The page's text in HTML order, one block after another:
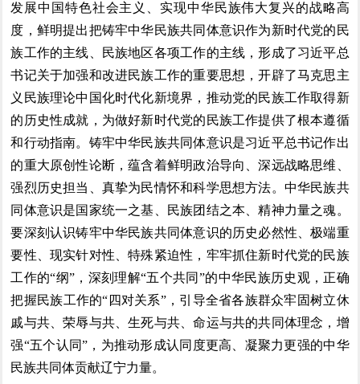
发展中国特色社会主义、实现中华民族伟大复兴的战略高
度，鲜明提出把铸牢中华民族共同体意识作为新时代党的民
族工作的主线、民族地区各项工作的主线，形成了习近平总
书记关于加强和改进民族工作的重要思想，开辟了马克思主
义民族理论中国化时代化新境界，推动党的民族工作取得新
的历史性成就，为做好新时代党的民族工作提供了根本遵循
和行动指南。铸牢中华民族共同体意识是习近平总书记作出
的重大原创性论断，蕴含着鲜明政治导向、深远战略思维、
强烈历史担当、真挚为民情怀和科学思想方法。中华民族共
同体意识是国家统一之基、民族团结之本、精神力量之魂。
要深刻认识铸牢中华民族共同体意识的历史必然性、极端重
要性、现实针对性、特殊紧迫性，牢牢抓住新时代党的民族
工作的“纲”，深刻理解“五个共同”的中华民族历史观，正确
把握民族工作的“四对关系”，引导全省各族群众牢固树立休
戚与共、荣辱与共、生死与共、命运与共的共同体理念，增
强“五个认同”，为推动形成认同度更高、凝聚力更强的中华
民族共同体贡献辽宁力量。